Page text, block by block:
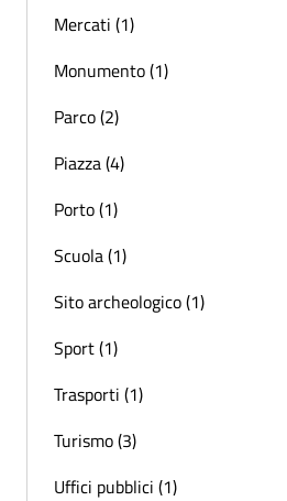
Mercati (1)
Monumento (1)
Parco (2)
Piazza (4)
Porto (1)
Scuola (1)
Sito archeologico (1)
Sport (1)
Trasporti (1)
Turismo (3)
Uffici pubblici (1)